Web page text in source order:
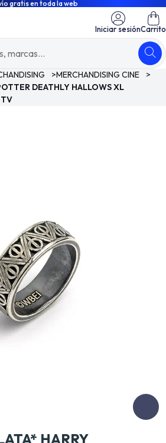
gratis en toda la web
Iniciar sesiónCarrito
>MERCHANDISING CINE
>
DEATHLY HALLOWS XL
TV
HARRY